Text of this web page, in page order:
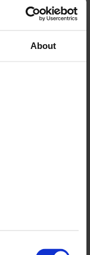
About